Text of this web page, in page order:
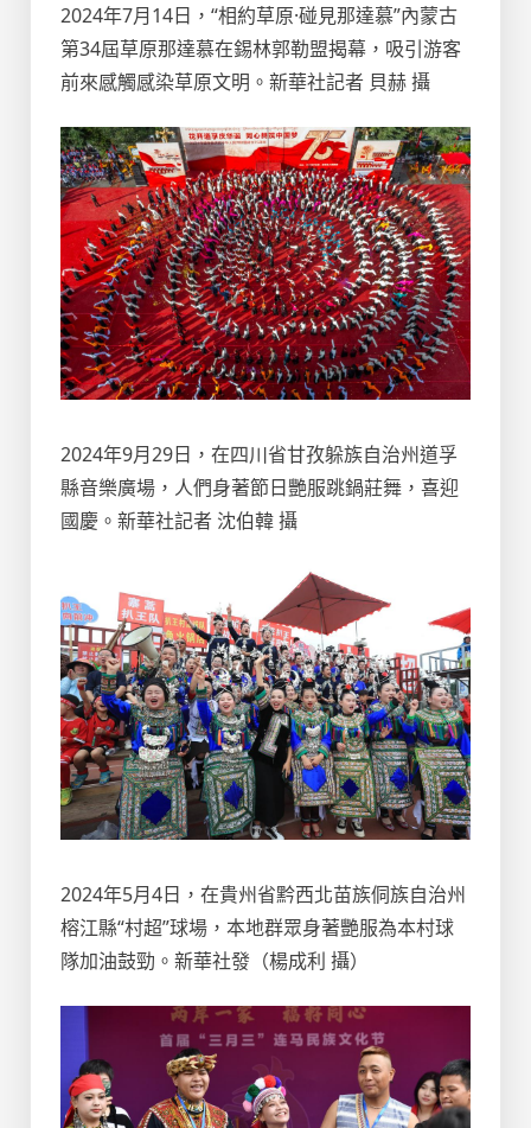
2024年7月14日，“相約草原·碰見那達慕”內蒙古
第34屆草原那達慕在錫林郭勒盟揭幕，吸引游客
前來感觸感染草原文明。新華社記者 貝赫 攝
2024年9月29日，在四川省甘孜躲族自治州道孚
縣音樂廣場，人們身著節日艷服跳鍋莊舞，喜迎
國慶。新華社記者 沈伯韓 攝
2024年5月4日，在貴州省黔西北苗族侗族自治州
榕江縣“村超”球場，本地群眾身著艷服為本村球
隊加油鼓勁。新華社發（楊成利 攝）